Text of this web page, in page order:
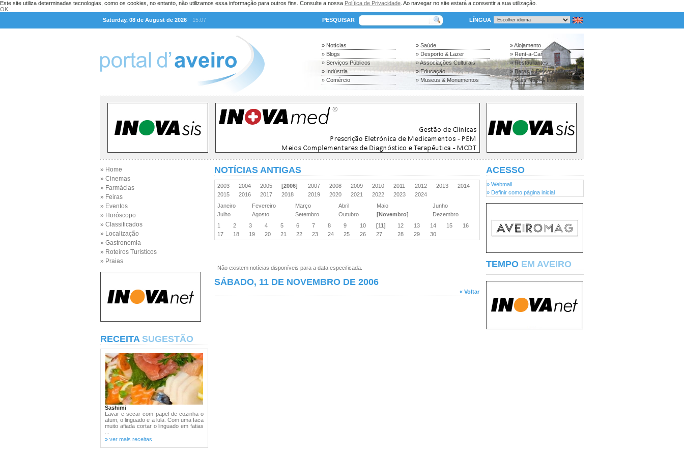
Este site utiliza determinadas tecnologias, como os cookies, no entanto, não utilizamos essa informação para outros fins. Consulte a nossa Política de Privacidade . Ao navegar no site estará a consentir a sua utilização.
OK
Saturday, 08 de August de 2026
15:07 PESQUISAR LÍNGUA
» Notícias
» Blogs
» Serviços Públicos
» Indústria
» Comércio
» Saúde
» Desporto & Lazer
» Associações Culturais
» Educação
» Museus & Monumentos
» Alojamento
» Rent-a-Car
» Restaurantes
» Bares & Discotecas
» Sites Nac. & Inter.
» Home
» Cinemas
» Farmácias
» Feiras
» Eventos
» Horóscopo
» Classificados
» Localização
» Gastronomia
» Roteiros Turísticos
» Praias
RECEITA SUGESTÃO
Sashimi
Lavar e secar com papel de cozinha o
atum, o linguado e a lula. Com uma faca
muito afiada cortar o linguado em fatias
» ver mais receitas
NOTÍCIAS ANTIGAS
2003 2004 2005 [2006] 2007 2008 2009 2010 2011 2012 2013
2014
2015
2016 2017 2018 2019 2020 2021 2022 2023
2024
Janeiro
Fevereiro Março Abril Maio
Junho
Julho
Agosto Setembro Outubro [Novembro]
Dezembro
1
2 3 4 5 6 7 8 9 10 [11] 12 13 14 15
16
17
18 19 20 21 22 23 24 25 26 27 28 29 30
Não existem notícias disponíveis para a data especificada.
SÁBADO, 11 DE NOVEMBRO DE 2006
« Voltar
ACESSO
» Webmail
» Definir como página inicial
TEMPO EM AVEIRO